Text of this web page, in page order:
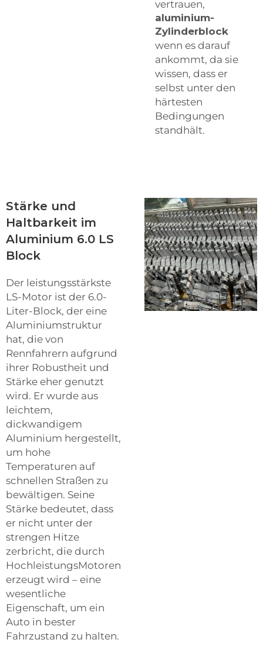
vertrauen,
aluminium-
Zylinderblock
wenn es darauf
ankommt, da sie
wissen, dass er
selbst unter den
härtesten
Bedingungen
standhält.
Stärke und
Haltbarkeit im
Aluminium 6.0 LS
Block
Der leistungsstärkste
LS-Motor ist der 6.0-
Liter-Block, der eine
Aluminiumstruktur
hat, die von
Rennfahrern aufgrund
ihrer Robustheit und
Stärke eher genutzt
wird. Er wurde aus
leichtem,
dickwandigem
Aluminium hergestellt,
um hohe
Temperaturen auf
schnellen Straßen zu
bewältigen. Seine
Stärke bedeutet, dass
er nicht unter der
strengen Hitze
zerbricht, die durch
HochleistungsMotoren
erzeugt wird – eine
wesentliche
Eigenschaft, um ein
Auto in bester
Fahrzustand zu halten.